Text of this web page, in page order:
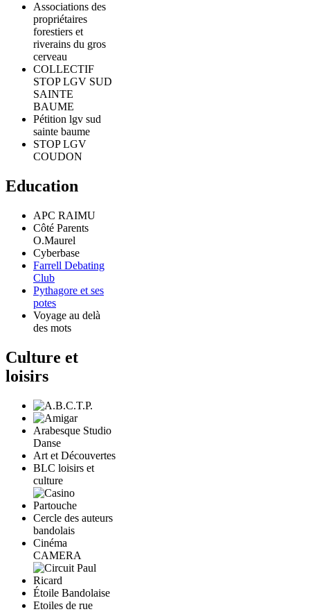
Associations des
propriétaires
forestiers et
riverains du gros
cerveau
COLLECTIF
STOP LGV SUD
SAINTE
BAUME
Pétition lgv sud
sainte baume
STOP LGV
COUDON
Education
APC RAIMU
Côté Parents
O.Maurel
Cyberbase
Farrell Debating
Club
Pythagore et ses
potes
Voyage au delà
des mots
Culture et
loisirs
Arabesque Studio
Danse
Art et Découvertes
BLC loisirs et
culture
Cercle des auteurs
bandolais
Cinéma
CAMERA
Étoile Bandolaise
Etoiles de rue